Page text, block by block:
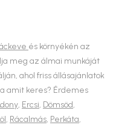
és környékén az
meg az álmai munkáját
ahol friss állásajánlatok
amit keres? Érdemes
, Ercsi, Dömsöd,
, Rácalmás, Perkáta,